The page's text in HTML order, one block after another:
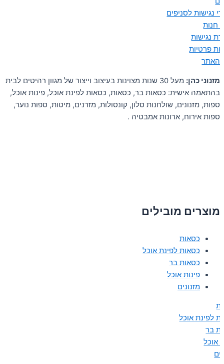
נגישות לסניפים
חנות
נגישות
פרטיות
האתר
מזנוני כהן:
מעל 30 שנות מצוינות בעיצוב וייצור של מגוון רהיטים לבית
בהתאמה אישית: כסאות בר, כסאות, כסאות לפינת אוכל, פינות אוכל,
ספות, מזנונים, שולחנות סלון, קונסולות, מזרנים, מיטות, ספות נוער,
ספות אירוח, ארונות אמבטיה .
מוצרים מובילים
כסאות
כסאות לפינת אוכל
כסאות בר
פינות אוכל
מזנונים
לפינת אוכל
בר
אוכל